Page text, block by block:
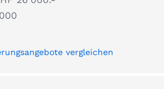
vergleichen